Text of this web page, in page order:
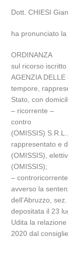
Dott. CHIESI
ha pronunciato
ORDINANZA
sul ricorso
AGENZIA
tempore,
Stato, con
– ricorrente –
contro
(OMISSIS)
rappresentato e
(OMISSIS),
(OMISSIS);
– controricorrente
avverso la
dell’Abruzzo,
depositata il 23
Udita la
2020 dal